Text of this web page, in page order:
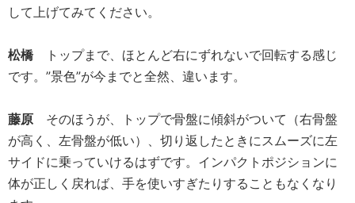
して上げてみてください。
松橋トップまで、ほとんど右にずれないで回転する感じ
です。”景色”が今までと全然、違います。
藤原 そのほうが、トップで骨盤に傾斜がついて（右骨盤
が高く、左骨盤が低い）、切り返したときにスムーズに左
サイドに乗っていけるはずです。インパクトポジションに
体が正しく戻れば、手を使いすぎたりすることもなくなり